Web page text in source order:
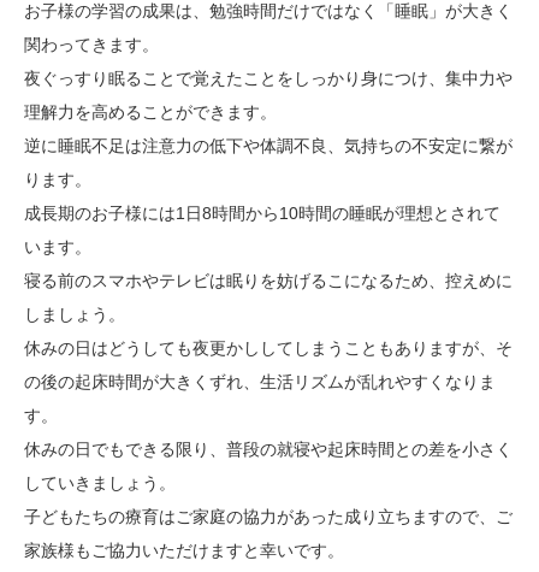
お子様の学習の成果は、勉強時間だけではなく「睡眠」が大きく
関わってきます。
夜ぐっすり眠ることで覚えたことをしっかり身につけ、集中力や
理解力を高めることができます。
逆に睡眠不足は注意力の低下や体調不良、気持ちの不安定に繋が
ります。
成長期のお子様には1日8時間から10時間の睡眠が理想とされて
います。
寝る前のスマホやテレビは眠りを妨げるこになるため、控えめに
しましょう。
休みの日はどうしても夜更かししてしまうこともありますが、そ
の後の起床時間が大きくずれ、生活リズムが乱れやすくなりま
す。
休みの日でもできる限り、普段の就寝や起床時間との差を小さく
していきましょう。
子どもたちの療育はご家庭の協力があった成り立ちますので、ご
家族様もご協力いただけますと幸いです。